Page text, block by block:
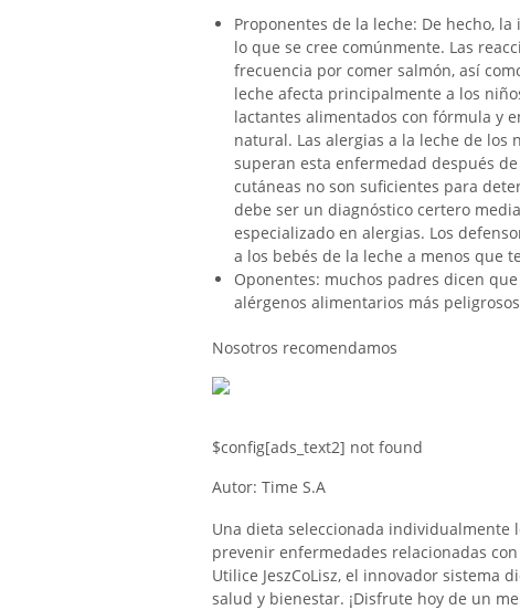
Proponentes de la leche: De hecho,
lo que se cree comúnmente. Las
frecuencia por comer salmón, así
leche afecta principalmente a los
lactantes alimentados con fórmula y
natural. Las alergias a la leche de los
superan esta enfermedad después
cutáneas no son suficientes para
debe ser un diagnóstico certero
especializado en alergias. Los
a los bebés de la leche a menos que
Oponentes: muchos padres dicen
alérgenos alimentarios más
Nosotros recomendamos
$config[ads_text2] not found
Autor: Time S.A
Una dieta seleccionada
prevenir enfermedades relacionadas
Utilice JeszCoLisz, el innovador sistema
salud y bienestar. ¡Disfrute hoy de un